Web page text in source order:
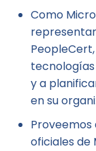
Como
y a
en su
Proveemos
oficiales de